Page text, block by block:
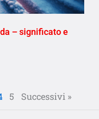
– significato e
5 Successivi »